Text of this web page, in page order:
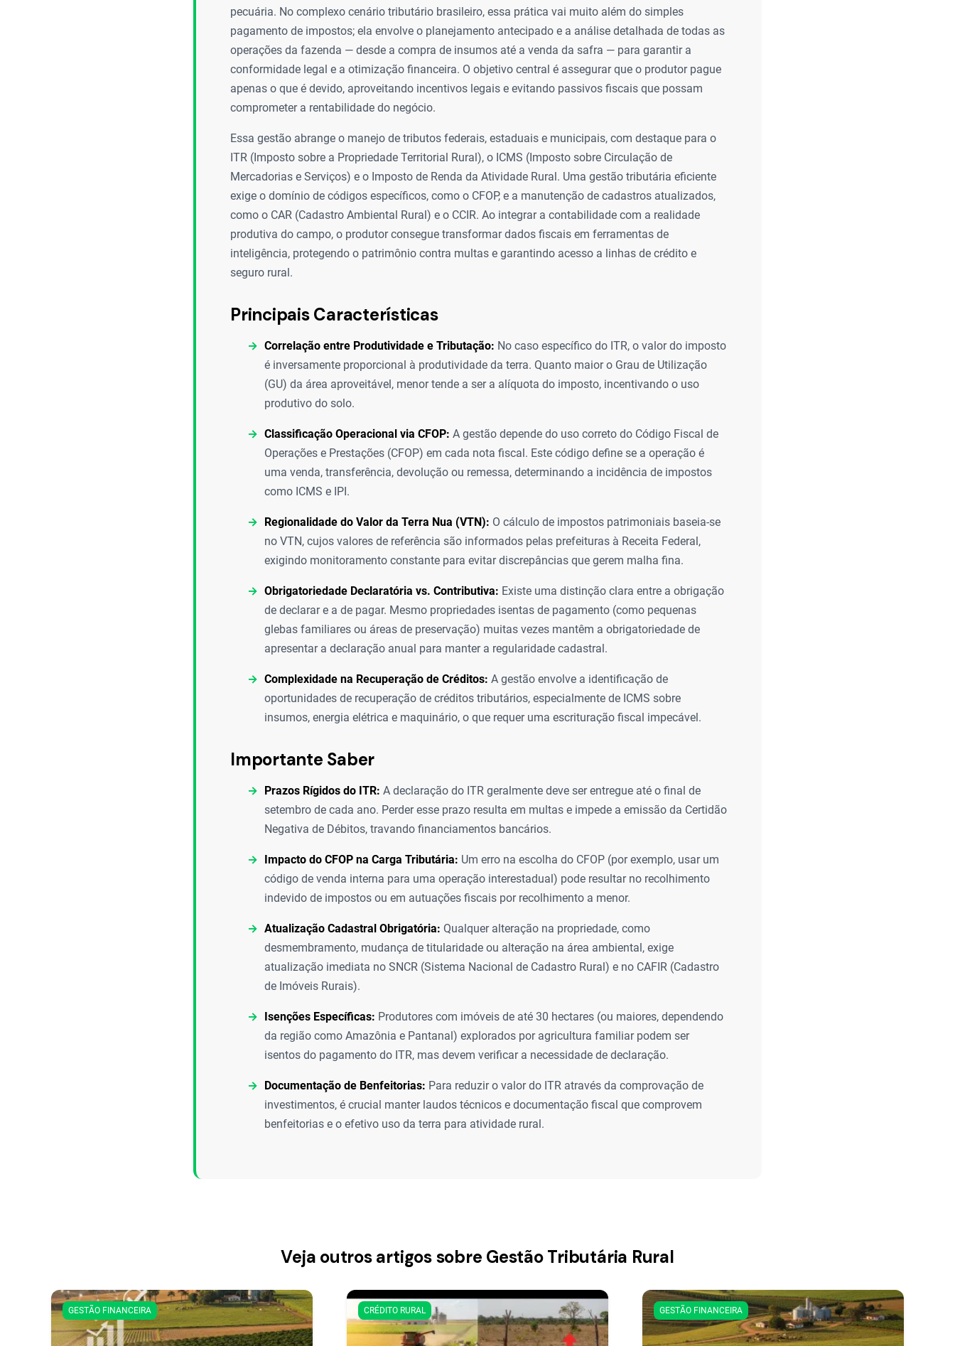
pecuária. No complexo cenário tributário brasileiro, essa prática vai muito além do simples
pagamento de impostos; ela envolve o planejamento antecipado e a análise detalhada de todas as
operações da fazenda — desde a compra de insumos até a venda da safra — para garantir a
conformidade legal e a otimização financeira. O objetivo central é assegurar que o produtor pague
apenas o que é devido, aproveitando incentivos legais e evitando passivos fiscais que possam
comprometer a rentabilidade do negócio.
Essa gestão abrange o manejo de tributos federais, estaduais e municipais, com destaque para o
ITR (Imposto sobre a Propriedade Territorial Rural), o ICMS (Imposto sobre Circulação de
Mercadorias e Serviços) e o Imposto de Renda da Atividade Rural. Uma gestão tributária eficiente
exige o domínio de códigos específicos, como o CFOP, e a manutenção de cadastros atualizados,
como o CAR (Cadastro Ambiental Rural) e o CCIR. Ao integrar a contabilidade com a realidade
produtiva do campo, o produtor consegue transformar dados fiscais em ferramentas de
inteligência, protegendo o patrimônio contra multas e garantindo acesso a linhas de crédito e
seguro rural.
Principais Características
Correlação entre Produtividade e Tributação: No caso específico do ITR, o valor do imposto
é inversamente proporcional à produtividade da terra. Quanto maior o Grau de Utilização
(GU) da área aproveitável, menor tende a ser a alíquota do imposto, incentivando o uso
produtivo do solo.
Classificação Operacional via CFOP: A gestão depende do uso correto do Código Fiscal de
Operações e Prestações (CFOP) em cada nota fiscal. Este código define se a operação é
uma venda, transferência, devolução ou remessa, determinando a incidência de impostos
como ICMS e IPI.
Regionalidade do Valor da Terra Nua (VTN): O cálculo de impostos patrimoniais baseia-se
no VTN, cujos valores de referência são informados pelas prefeituras à Receita Federal,
exigindo monitoramento constante para evitar discrepâncias que gerem malha fina.
Obrigatoriedade Declaratória vs. Contributiva: Existe uma distinção clara entre a obrigação
de declarar e a de pagar. Mesmo propriedades isentas de pagamento (como pequenas
glebas familiares ou áreas de preservação) muitas vezes mantêm a obrigatoriedade de
apresentar a declaração anual para manter a regularidade cadastral.
Complexidade na Recuperação de Créditos: A gestão envolve a identificação de
oportunidades de recuperação de créditos tributários, especialmente de ICMS sobre
insumos, energia elétrica e maquinário, o que requer uma escrituração fiscal impecável.
Importante Saber
Prazos Rígidos do ITR: A declaração do ITR geralmente deve ser entregue até o final de
setembro de cada ano. Perder esse prazo resulta em multas e impede a emissão da Certidão
Negativa de Débitos, travando financiamentos bancários.
Impacto do CFOP na Carga Tributária: Um erro na escolha do CFOP (por exemplo, usar um
código de venda interna para uma operação interestadual) pode resultar no recolhimento
indevido de impostos ou em autuações fiscais por recolhimento a menor.
Atualização Cadastral Obrigatória: Qualquer alteração na propriedade, como
desmembramento, mudança de titularidade ou alteração na área ambiental, exige
atualização imediata no SNCR (Sistema Nacional de Cadastro Rural) e no CAFIR (Cadastro
de Imóveis Rurais).
Isenções Específicas: Produtores com imóveis de até 30 hectares (ou maiores, dependendo
da região como Amazônia e Pantanal) explorados por agricultura familiar podem ser
isentos do pagamento do ITR, mas devem verificar a necessidade de declaração.
Documentação de Benfeitorias: Para reduzir o valor do ITR através da comprovação de
investimentos, é crucial manter laudos técnicos e documentação fiscal que comprovem
benfeitorias e o efetivo uso da terra para atividade rural.
Veja outros artigos sobre Gestão Tributária Rural
GESTÃO FINANCEIRA CRÉDITO RURAL GESTÃO FINANCEIRA